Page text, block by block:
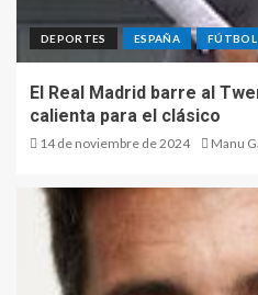
DEPORTES ESPAÑA FÚTBOL
El Real Madrid barre al
calienta para el clásico
14 de noviembre de 2024 Manu